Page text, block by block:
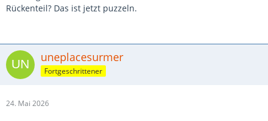
Rückenteil? Das ist jetzt puzzeln.
uneplacesurmer
Fortgeschrittener
24. Mai 2026